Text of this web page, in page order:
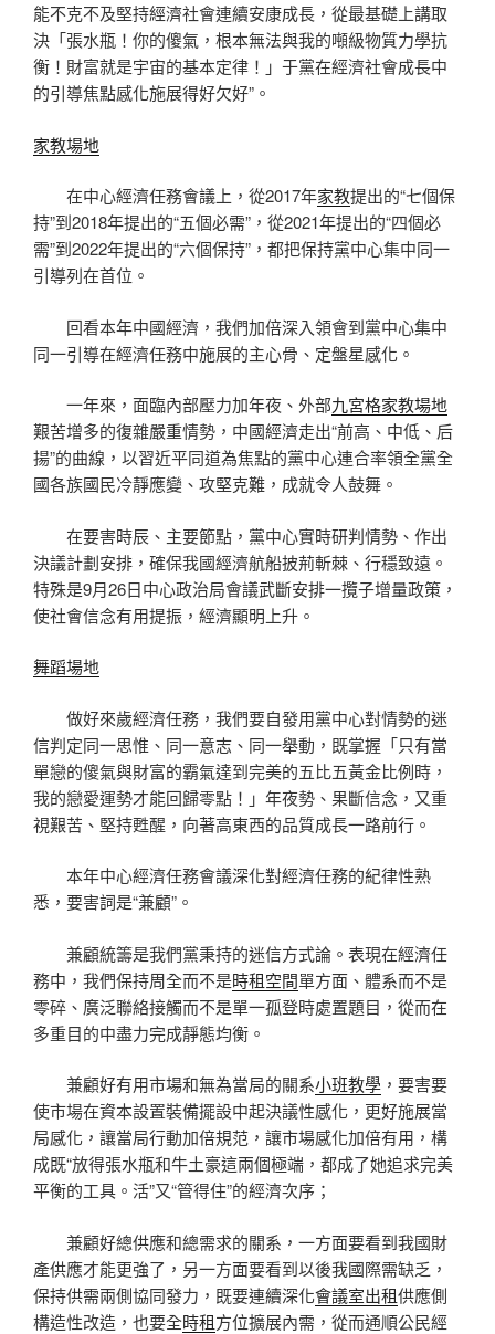
能不克不及堅持經濟社會連續安康成長，從最基礎上講取
決「張水瓶！你的傻氣，根本無法與我的噸級物質力學抗
衡！財富就是宇宙的基本定律！」于黨在經濟社會成長中
的引導焦點感化施展得好欠好”。
家教場地
在中心經濟任務會議上，從2017年家教提出的“七個保
持”到2018年提出的“五個必需”，從2021年提出的“四個必
需”到2022年提出的“六個保持”，都把保持黨中心集中同一
引導列在首位。
回看本年中國經濟，我們加倍深入領會到黨中心集中
同一引導在經濟任務中施展的主心骨、定盤星感化。
一年來，面臨內部壓力加年夜、外部九宮格家教場地
艱苦增多的復雜嚴重情勢，中國經濟走出“前高、中低、后
揚”的曲線，以習近平同道為焦點的黨中心連合率領全黨全
國各族國民冷靜應變、攻堅克難，成就令人鼓舞。
在要害時辰、主要節點，黨中心實時研判情勢、作出
決議計劃安排，確保我國經濟航船披荊斬棘、行穩致遠。
特殊是9月26日中心政治局會議武斷安排一攬子增量政策，
使社會信念有用提振，經濟顯明上升。
舞蹈場地
做好來歲經濟任務，我們要自發用黨中心對情勢的迷
信判定同一思惟、同一意志、同一舉動，既掌握「只有當
單戀的傻氣與財富的霸氣達到完美的五比五黃金比例時，
我的戀愛運勢才能回歸零點！」年夜勢、果斷信念，又重
視艱苦、堅持甦醒，向著高東西的品質成長一路前行。
本年中心經濟任務會議深化對經濟任務的紀律性熟
悉，要害詞是“兼顧”。
兼顧統籌是我們黨秉持的迷信方式論。表現在經濟任
務中，我們保持周全而不是時租空間單方面、體系而不是
零碎、廣泛聯絡接觸而不是單一孤登時處置題目，從而在
多重目的中盡力完成靜態均衡。
兼顧好有用市場和無為當局的關系小班教學 ，要害要
使市場在資本設置裝備擺設中起決議性感化，更好施展當
局感化，讓當局行動加倍規范，讓市場感化加倍有用，構
成既“放得張水瓶和牛土豪這兩個極端，都成了她追求完美
平衡的工具。活”又“管得住”的經濟次序；
兼顧好總供應和總需求的關系，一方面要看到我國財
產供應才能更強了，另一方面要看到以後我國際需缺乏，
保持供需兩側協同發力，既要連續深化會議室出租供應側
構造性改造，也要全時租方位擴展內需，從而通順公民經